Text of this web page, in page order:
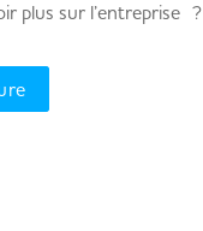
plus sur l’entreprise ?